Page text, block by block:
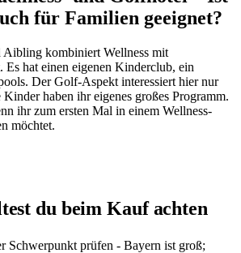
für Familien geeignet?
Aibling kombiniert Wellness mit
hat einen eigenen Kinderclub, ein
Der Golf-Aspekt interessiert hier nur
haben ihr eigenes großes Programm.
ihr zum ersten Mal in einem Wellness-
möchtet.
du beim Kauf achten
Schwerpunkt prüfen - Bayern ist groß;